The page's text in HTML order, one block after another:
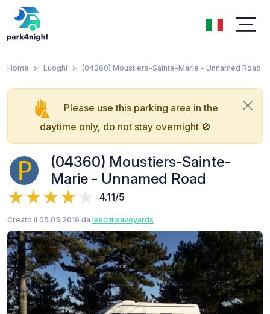
Home Luoghi (04360) Moustiers-Sainte-Marie - Unnamed Road
Please use this parking area in the
daytime only, do not stay overnight 🚫
(04360) Moustiers-Sainte-
Marie - Unnamed Road
4.11/5
Creato il 05.05.2016 da leschtisavoyards